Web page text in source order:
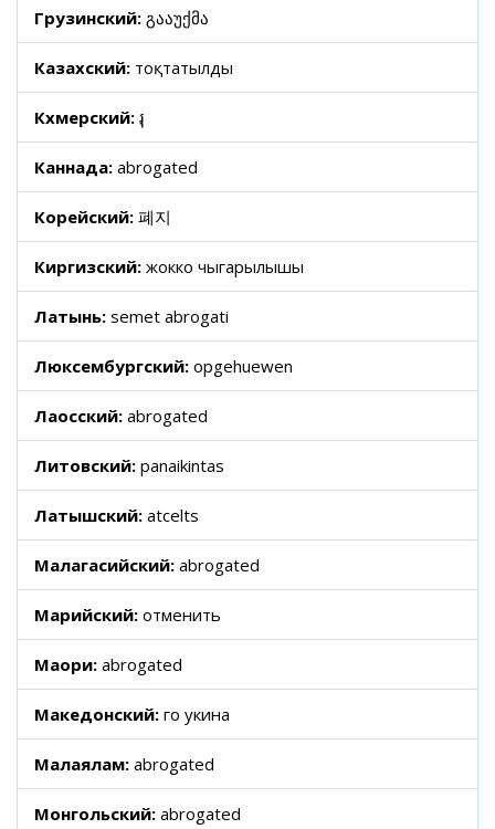
Грузинский: გააუქმა
Казахский: тоқтатылды
Кхмерский: រុ
Каннада: abrogated
Корейский: 폐지
Киргизский: жокко чыгарылышы
Латынь: semet abrogati
Люксембургский: opgehuewen
Лаосский: abrogated
Литовский: panaikintas
Латышский: atcelts
Малагасийский: abrogated
Марийский: отменить
Маори: abrogated
Македонский: го укина
Малаялам: abrogated
Монгольский: abrogated